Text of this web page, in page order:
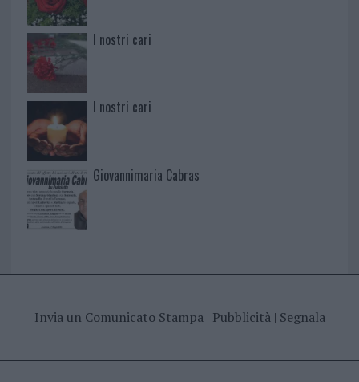
I nostri cari
I nostri cari
Giovannimaria Cabras
Invia un Comunicato Stampa| Pubblicità| Segnala